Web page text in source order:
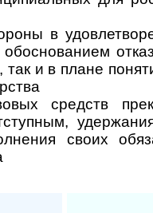
в
обо­сно­ва­нием
так и в плане
средств
своих